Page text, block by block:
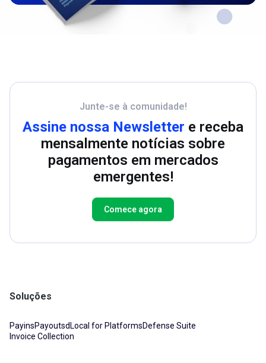
Junte-se à comunidade!
Assine nossa Newsletter e receba
mensalmente notícias sobre
pagamentos em mercados
emergentes!
Comece agora
Soluções
PayinsPayoutsdLocal for PlatformsDefense Suite
Invoice Collection